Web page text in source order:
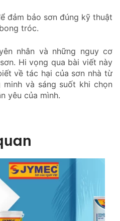
đảm bảo sơn đúng kỹ thuật
tróc.
nhân và những nguy cơ
Hi vọng qua bài viết này
về tác hại của sơn nhà từ
và sáng suốt khi chọn
yêu của mình.